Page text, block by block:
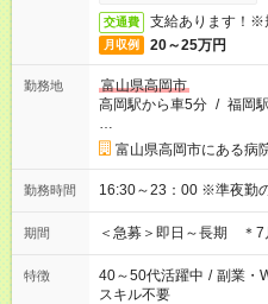
交通費 支給あります！※
月収例 20～25万円
勤務地
富山県高岡市
高岡駅から車5分 / 福岡
…
富山県高岡市にある病
勤務時間 16:30～23：00 ※準夜勤
期間 ＜急募＞即日～長期 ＊7
特徴 40～50代活躍中 / 副業・
スキル不要